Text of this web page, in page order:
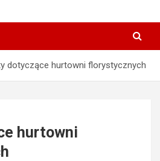
dotyczące hurtowni florystycznych
hurtowni